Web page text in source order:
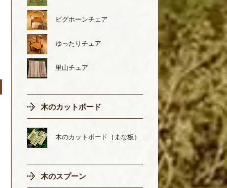
ビグホーンチェア
ゆったりチェア
里山チェア
木のカットボード
木のカットボード（まな板）
木のスプーン